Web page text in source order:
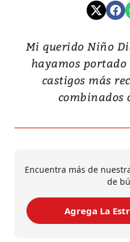
Mi querido Niño
hayamos
castigos más
combinados
Encuentra más de
de
Agrega La